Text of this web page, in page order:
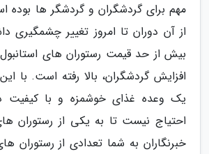
مهم برای گردشگران و گردشگر ها بوده
از آن دوران تا امروز تغییر چشمگیری
بیش از حد قیمت رستوران های
افزایش گردشگران، بالا رفته است. با
یک وعده غذای خوشمزه و با کیفیت
احتیاج نیست تا به یکی از رستوران
خبرنگاران به شما تعدادی از رستوران